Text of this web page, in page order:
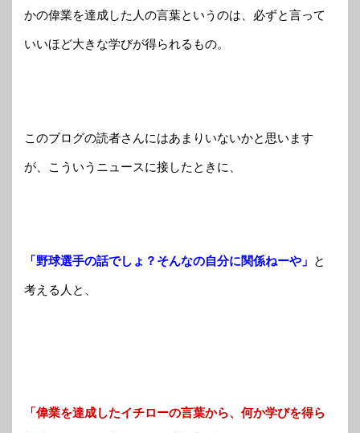
かの偉業を達成した人の言葉というのは、必ずと言って
いいほど大きな学びが得られるもの。
このブログの読者さんにはあまりいないかと思います
が、こういうニュースに接したときに、
「野球選手の話でしょ？そんなの自分に関係ねーや」 と
考える人と、
「偉業を達成したイチローの言葉から、何か学びを得ら